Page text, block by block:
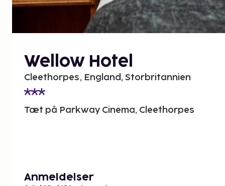
Wellow Hotel
Cleethorpes, England, Storbritannien
Tæt på Parkway Cinema, Cleethorpes
Anmeldelser